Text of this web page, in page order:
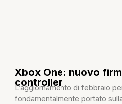
Xbox One: nuovo
controller
L’aggiornamento di febbraio
fondamentalmente portato